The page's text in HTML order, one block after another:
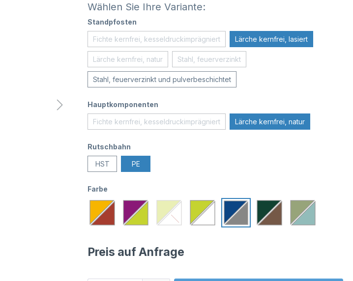
Wählen Sie Ihre Variante:
Standpfosten
Fichte kernfrei, kesseldruckimprägniert Lärche kernfrei, lasiert
Lärche kernfrei, natur Stahl, feuerverzinkt
Stahl, feuerverzinkt und pulverbeschichtet
Hauptkomponenten
Fichte kernfrei, kesseldruckimprägniert Lärche kernfrei, natur
Rutschbahn
HST PE
Farbe
Preis auf Anfrage